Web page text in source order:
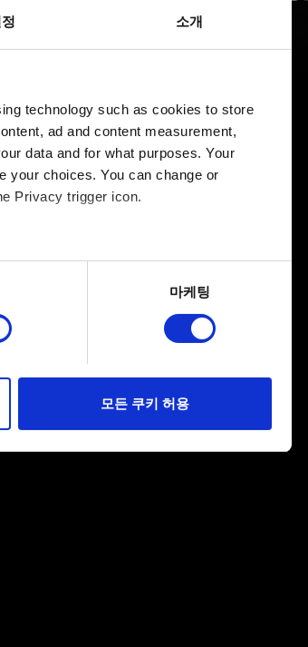
소개
technology such as cookies to store
ad and content measurement,
data and for what purposes. Your
your choices. You can change or
Privacy trigger icon.
to within several meters
in the
들어, 소셜 미디어를 통해 사용자와
수도 있습니다. 물론, 이처럼
마케팅
모든 쿠키 허용
PROJEKT RED 계정에 연결합니다.